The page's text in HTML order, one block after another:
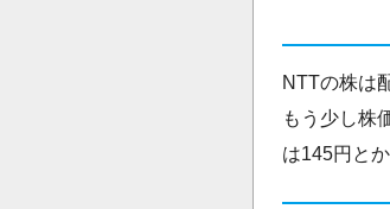
NTTの株は
もう少し株
は145円と